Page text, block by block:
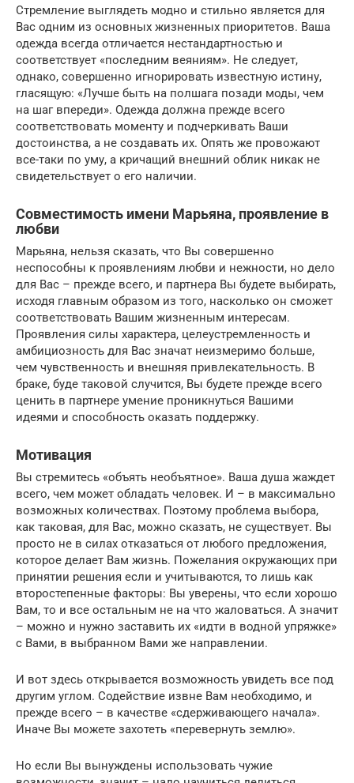
Стремление выглядеть модно и стильно является для
Вас одним из основных жизненных приоритетов. Ваша
одежда всегда отличается нестандартностью и
соответствует «последним веяниям». Не следует,
однако, совершенно игнорировать известную истину,
гласящую: «Лучше быть на полшага позади моды, чем
на шаг впереди». Одежда должна прежде всего
соответствовать моменту и подчеркивать Ваши
достоинства, а не создавать их. Опять же провожают
все-таки по уму, а кричащий внешний облик никак не
свидетельствует о его наличии.
Совместимость имени Марьяна, проявление в
любви
Марьяна, нельзя сказать, что Вы совершенно
неспособны к проявлениям любви и нежности, но дело
для Вас – прежде всего, и партнера Вы будете выбирать,
исходя главным образом из того, насколько он сможет
соответствовать Вашим жизненным интересам.
Проявления силы характера, целеустремленность и
амбициозность для Вас значат неизмеримо больше,
чем чувственность и внешняя привлекательность. В
браке, буде таковой случится, Вы будете прежде всего
ценить в партнере умение проникнуться Вашими
идеями и способность оказать поддержку.
Мотивация
Вы стремитесь «объять необъятное». Ваша душа жаждет
всего, чем может обладать человек. И – в максимально
возможных количествах. Поэтому проблема выбора,
как таковая, для Вас, можно сказать, не существует. Вы
просто не в силах отказаться от любого предложения,
которое делает Вам жизнь. Пожелания окружающих при
принятии решения если и учитываются, то лишь как
второстепенные факторы: Вы уверены, что если хорошо
Вам, то и все остальным не на что жаловаться. А значит
– можно и нужно заставить их «идти в водной упряжке»
с Вами, в выбранном Вами же направлении.
И вот здесь открывается возможность увидеть все под
другим углом. Содействие извне Вам необходимо, и
прежде всего – в качестве «сдерживающего начала».
Иначе Вы можете захотеть «перевернуть землю».
Но если Вы вынуждены использовать чужие